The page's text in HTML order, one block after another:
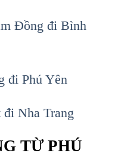
Đồng đi Bình
đi Phú Yên
Nha Trang
TỪ PHÚ